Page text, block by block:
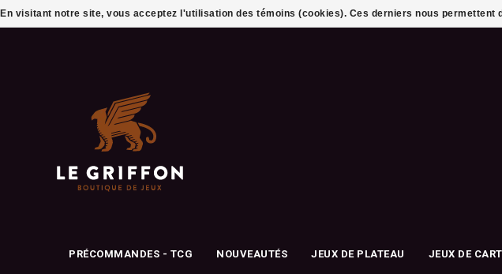
PRÉCOMMANDES - TCG NOUVEAUTÉS JEUX DE PLATEAU JEUX DE
En visitant notre site, vous acceptez l'utilisation des témoins (cookies). Ces derniers nous